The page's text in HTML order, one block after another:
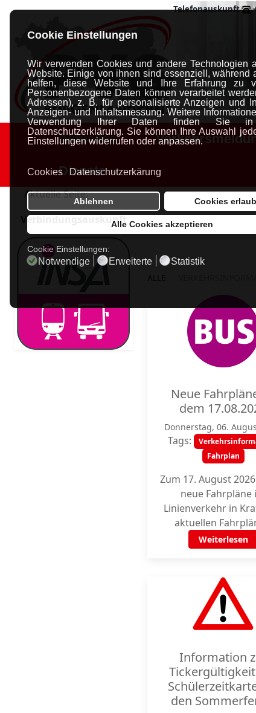
Cookie Einstellungen
Wir verwenden Cookies und andere Technologien
Website. Einige von ihnen sind essenziell, während
helfen, diese Website und Ihre Erfahrung zu
Personenbezogene Daten können verarbeitet
Adressen), z. B. für personalisierte Anzeigen und
Anzeigen- und Inhaltsmessung. Weitere
Verwendung Ihrer Daten finden Sie in
Datenschutzerklärung. Sie können Ihre Auswahl
Einstellungen widerrufen oder anpassen.
Cookies Datenschutzerkärung
Ablehnen Cookies
Alle Cookies akzeptieren
Cookie Einstellungen:
Notwendige Erweiterte Statistik
Telefonauskunft
Aktuelles
Dienste
Aktuelle Seite:
Verbindungsauskunft
Neue
dem
Donnerstag, 06.
Tags:
Fahrplan
Zum 17. August
neue Fahrpläne
Linienverkehr in
aktuellen
Weiterlesen
Information
den